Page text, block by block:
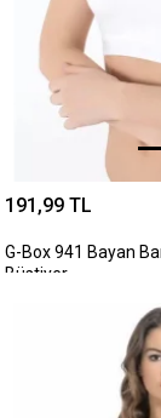
191,99 TL
G-Box 941 Bayan
Büstiyer